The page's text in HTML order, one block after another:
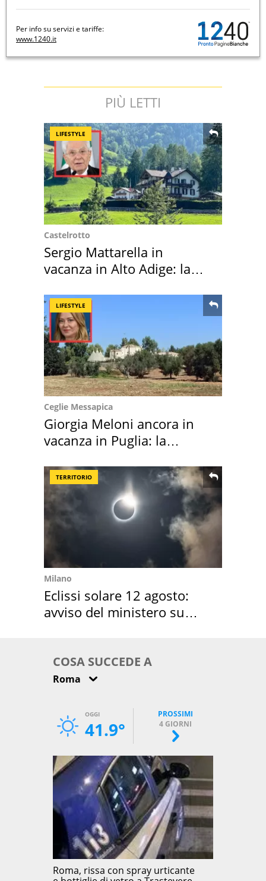
Per info su servizi e tariffe:
www.1240.it
PIÙ LETTI
LIFESTYLE
Castelrotto
Sergio Mattarella in
vacanza in Alto Adige: la
LIFESTYLE
Ceglie Messapica
Giorgia Meloni ancora in
vacanza in Puglia: la
TERRITORIO
Milano
Eclissi solare 12 agosto:
avviso del ministero su